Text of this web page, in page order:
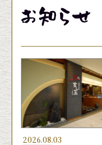
メニューに関し
荷していない場
変動す
メニューに関し
荷していない場
変動す
メニューに関し
荷していない場
変動す
2026.08.03